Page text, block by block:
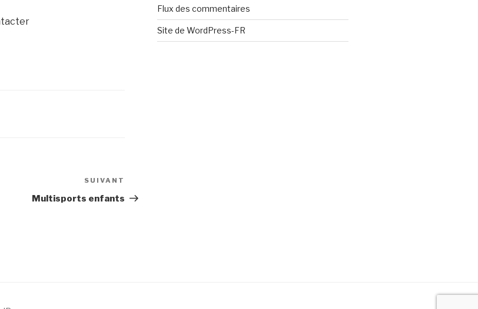
suivant
SUIVANT
Multisports enfants
Flux des commentaires
Site de WordPress-FR